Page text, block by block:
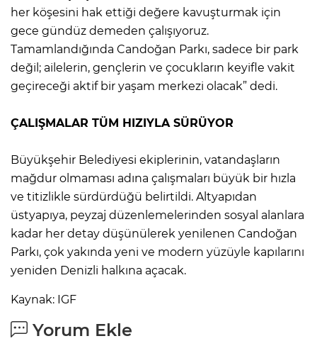
her köşesini hak ettiği değere kavuşturmak için
gece gündüz demeden çalışıyoruz.
Tamamlandığında Candoğan Parkı, sadece bir park
değil; ailelerin, gençlerin ve çocukların keyifle vakit
geçireceği aktif bir yaşam merkezi olacak” dedi.
ÇALIŞMALAR TÜM HIZIYLA SÜRÜYOR
Büyükşehir Belediyesi ekiplerinin, vatandaşların
mağdur olmaması adına çalışmaları büyük bir hızla
ve titizlikle sürdürdüğü belirtildi. Altyapıdan
üstyapıya, peyzaj düzenlemelerinden sosyal alanlara
kadar her detay düşünülerek yenilenen Candoğan
Parkı, çok yakında yeni ve modern yüzüyle kapılarını
yeniden Denizli halkına açacak.
Kaynak: IGF
Yorum Ekle